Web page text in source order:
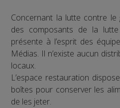
Concernant la lutte contre le
des composants de la
présente à l’esprit des
Médias. Il n’existe aucun
locaux.
L’espace restauration
boîtes pour conserver les
de les jeter.